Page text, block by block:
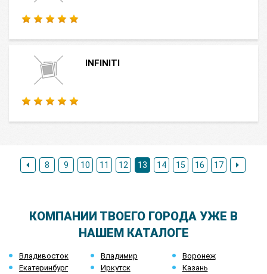
INFINITI
8 9 10 11 12 13 14 15 16 17
КОМПАНИИ ТВОЕГО ГОРОДА УЖЕ В
НАШЕМ КАТАЛОГЕ
Владивосток Владимир
Воронеж
Екатеринбург
Иркутск Казань